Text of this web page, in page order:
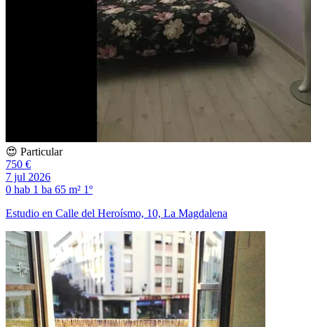
😍 Particular
750 €
7 jul 2026
0 hab 1 ba 65 m² 1º
Estudio en Calle del Heroísmo, 10, La Magdalena